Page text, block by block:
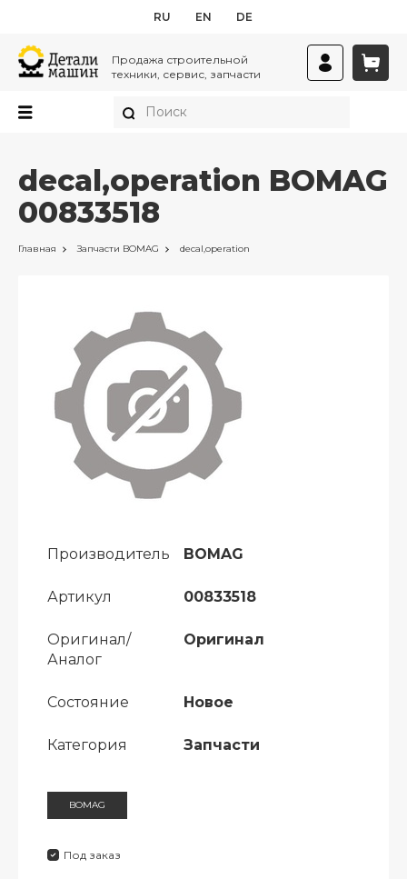
RU EN DE
Продажа строительной
техники, сервис, запчасти
decal,operation BOMAG
00833518
Главная Запчасти BOMAG decal,operation
Производитель BOMAG
Артикул 00833518
Оригинал/
Аналог
Оригинал
Состояние Новое
Категория Запчасти
BOMAG
Под заказ